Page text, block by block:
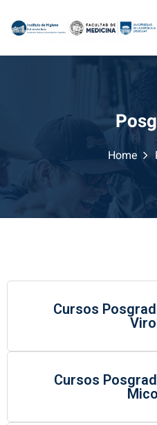
Home
Cursos
Cursos